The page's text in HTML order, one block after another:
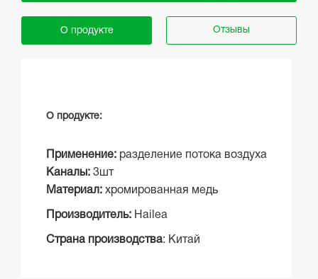
О продукте Отзывы
О продукте:
Применение: разделение потока воздуха
Каналы: 3шт
Материал: хромированная медь
Производитель: Hailea
Страна производства: Китай